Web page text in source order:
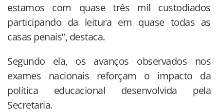
estamos com quase três mil custodiados
participando da leitura em quase todas as
casas penais”, destaca.
Segundo ela, os avanços observados nos
exames nacionais reforçam o impacto da
política educacional desenvolvida pela
Secretaria.